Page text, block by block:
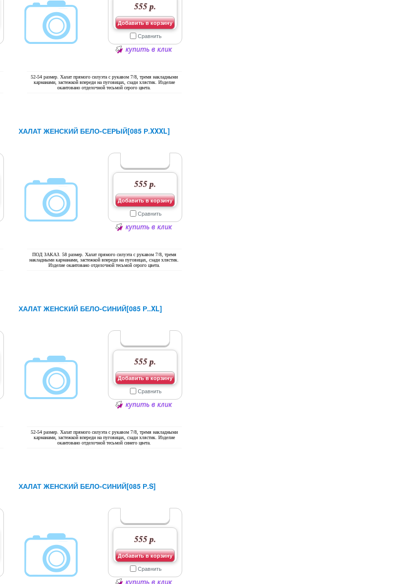
52-54 размер. Халат прямого силуэта с рукавом 7/8, тремя накладными
карманами, застежкой впереди на пуговицах, сзади хлястик. Изделие
окантовано отделочной тесьмой серого цвета.
555 р.
Добавить в корзину
Сравнить
купить в клик
ХАЛАТ ЖЕНСКИЙ БЕЛО-СЕРЫЙ[085 Р.XXXL]
ПОД ЗАКАЗ. 58 размер. Халат прямого силуэта с рукавом 7/8, тремя
накладными карманами, застежкой впереди на пуговицах, сзади хлястик.
Изделие окантовано отделочной тесьмой серого цвета.
555 р.
Добавить в корзину
Сравнить
купить в клик
ХАЛАТ ЖЕНСКИЙ БЕЛО-СИНИЙ[085 Р..XL]
52-54 размер. Халат прямого силуэта с рукавом 7/8, тремя накладными
карманами, застежкой впереди на пуговицах, сзади хлястик. Изделие
окантовано отделочной тесьмой синего цвета.
555 р.
Добавить в корзину
Сравнить
купить в клик
ХАЛАТ ЖЕНСКИЙ БЕЛО-СИНИЙ[085 Р.S]
555 р.
Добавить в корзину
Сравнить
купить в клик